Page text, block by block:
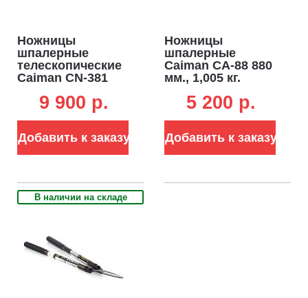
Ножницы
шпалерные
телескопические
Caiman CN-381
9 900 p.
Добавить к заказу
Ножницы
шпалерные
Caiman CA-88 880
мм., 1,005 кг.
5 200 p.
Добавить к заказу
В наличии на складе